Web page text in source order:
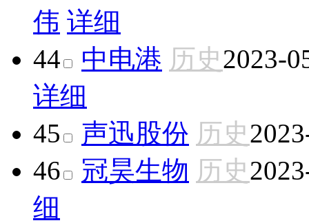
伟 详细
44
中电港 历史2023-
详细
45
声迅股份 历史
46
冠昊生物 历史
细